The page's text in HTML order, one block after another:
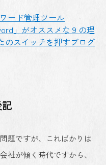
ード管理ツール
」がオススメな９の理
のスイッチを押すブログ
題ですが、こればかりは
社が傾く時代ですから、